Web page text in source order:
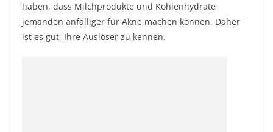
haben, dass Milchprodukte und Kohlenhydrate
jemanden anfälliger für Akne machen können. Daher
ist es gut, Ihre Auslöser zu kennen.